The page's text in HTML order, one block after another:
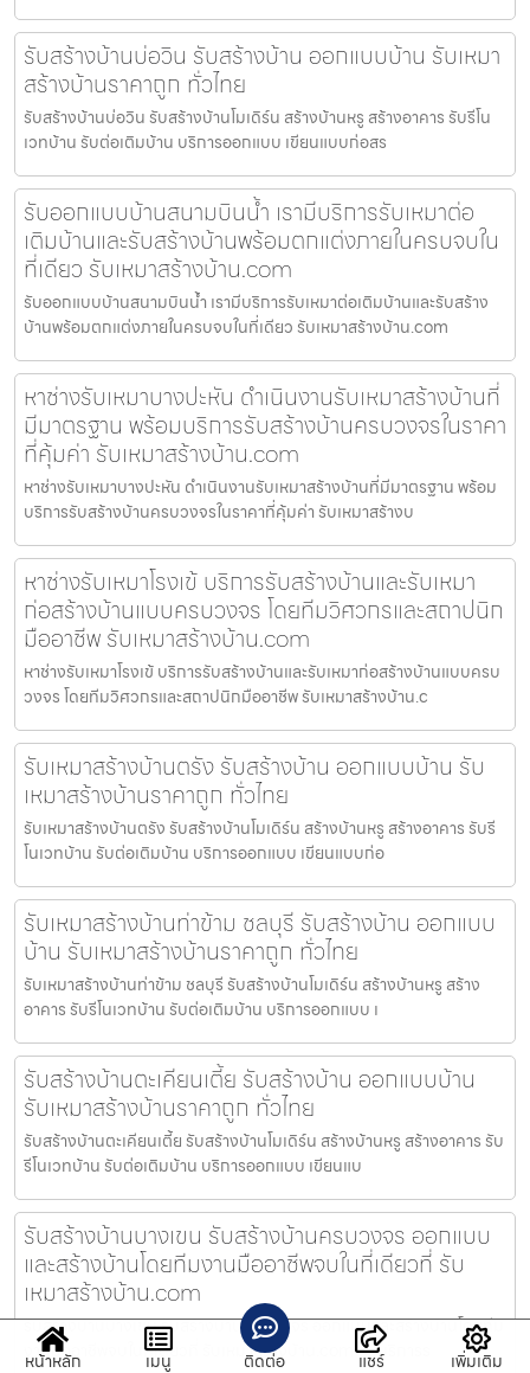
รับสร้างบ้านบ่อวิน รับสร้างบ้าน ออกแบบบ้าน รับเหมา
สร้างบ้านราคาถูก ทั่วไทย
รับสร้างบ้านบ่อวิน รับสร้างบ้านโมเดิร์น สร้างบ้านหรู สร้างอาคาร รับรีโน
เวทบ้าน รับต่อเติมบ้าน บริการออกแบบ เขียนแบบก่อสร
รับออกแบบบ้านสนามบินน้ำ เรามีบริการรับเหมาต่อ
เติมบ้านและรับสร้างบ้านพร้อมตกแต่งภายในครบจบใน
ที่เดียว รับเหมาสร้างบ้าน.com
รับออกแบบบ้านสนามบินน้ำ เรามีบริการรับเหมาต่อเติมบ้านและรับสร้าง
บ้านพร้อมตกแต่งภายในครบจบในที่เดียว รับเหมาสร้างบ้าน.com
หาช่างรับเหมาบางปะหัน ดำเนินงานรับเหมาสร้างบ้านที่
มีมาตรฐาน พร้อมบริการรับสร้างบ้านครบวงจรในราคา
ที่คุ้มค่า รับเหมาสร้างบ้าน.com
หาช่างรับเหมาบางปะหัน ดำเนินงานรับเหมาสร้างบ้านที่มีมาตรฐาน พร้อม
บริการรับสร้างบ้านครบวงจรในราคาที่คุ้มค่า รับเหมาสร้างบ
หาช่างรับเหมาโรงเข้ บริการรับสร้างบ้านและรับเหมา
ก่อสร้างบ้านแบบครบวงจร โดยทีมวิศวกรและสถาปนิก
มืออาชีพ รับเหมาสร้างบ้าน.com
หาช่างรับเหมาโรงเข้ บริการรับสร้างบ้านและรับเหมาก่อสร้างบ้านแบบครบ
วงจร โดยทีมวิศวกรและสถาปนิกมืออาชีพ รับเหมาสร้างบ้าน.c
รับเหมาสร้างบ้านตรัง รับสร้างบ้าน ออกแบบบ้าน รับ
เหมาสร้างบ้านราคาถูก ทั่วไทย
รับเหมาสร้างบ้านตรัง รับสร้างบ้านโมเดิร์น สร้างบ้านหรู สร้างอาคาร รับรี
โนเวทบ้าน รับต่อเติมบ้าน บริการออกแบบ เขียนแบบก่อ
รับเหมาสร้างบ้านท่าข้าม ชลบุรี รับสร้างบ้าน ออกแบบ
บ้าน รับเหมาสร้างบ้านราคาถูก ทั่วไทย
รับเหมาสร้างบ้านท่าข้าม ชลบุรี รับสร้างบ้านโมเดิร์น สร้างบ้านหรู สร้าง
อาคาร รับรีโนเวทบ้าน รับต่อเติมบ้าน บริการออกแบบ เ
รับสร้างบ้านตะเคียนเตี้ย รับสร้างบ้าน ออกแบบบ้าน
รับเหมาสร้างบ้านราคาถูก ทั่วไทย
รับสร้างบ้านตะเคียนเตี้ย รับสร้างบ้านโมเดิร์น สร้างบ้านหรู สร้างอาคาร รับ
รีโนเวทบ้าน รับต่อเติมบ้าน บริการออกแบบ เขียนแบ
รับสร้างบ้านบางเขน รับสร้างบ้านครบวงจร ออกแบบ
และสร้างบ้านโดยทีมงานมืออาชีพจบในที่เดียวที่ รับ
เหมาสร้างบ้าน.com
รับสร้างบ้านบางเขน รับสร้างบ้านครบวงจร ออกแบบและสร้างบ้านโดยทีม
งานมืออาชีพจบในที่เดียวที่ รับเหมาสร้างบ้าน.com — บริการร
หน้าหลัก เมนู ติดต่อ แชร์ เพิ่มเติม